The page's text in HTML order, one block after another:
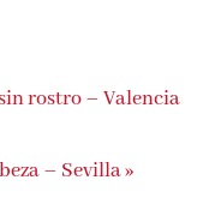
rostro – Valencia
– Sevilla»